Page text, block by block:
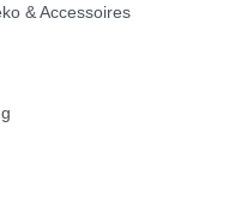
& Accessoires